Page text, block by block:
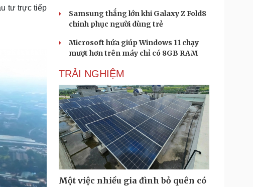
i
e
tư trực tiếp
Samsung thắng lớn khi Galaxy Z Fold8
chinh phục người dùng trẻ
Microsoft hứa giúp Windows 11 chạy
mượt hơn trên máy chỉ có 8GB RAM
TRẢI NGHIỆM
Một việc nhiều gia đình bỏ quên có